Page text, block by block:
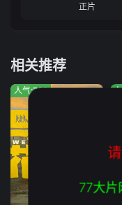
正片
相关推荐
人气:781
77大片